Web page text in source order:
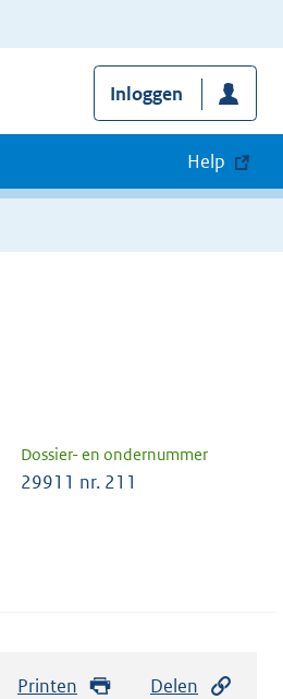
Inloggen
Help
Dossier- en ondernummer
29911 nr. 211
Printen Delen